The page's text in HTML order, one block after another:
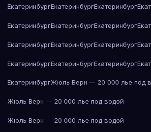
ЕкатеринбургЕкатеринбургЕкатеринбург
ЕкатеринбургЕкатеринбургЕкатеринбург
ЕкатеринбургЕкатеринбургЕкатеринбург
ЕкатеринбургЕкатеринбургЕкатеринбург
ЕкатеринбургЖюль Верн — 20 000 лье под
Жюль Верн — 20 000 лье под водой
Жюль Верн — 20 000 лье под водой